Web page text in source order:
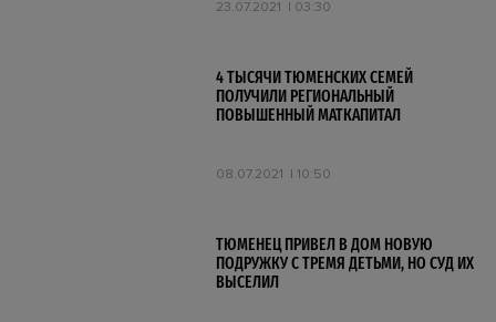
23.07.2021 03:30
4 ТЫСЯЧИ ТЮМЕНСКИХ СЕМЕЙ
ПОЛУЧИЛИ РЕГИОНАЛЬНЫЙ
ПОВЫШЕННЫЙ МАТКАПИТАЛ
08.07.2021 10:50
ТЮМЕНЕЦ ПРИВЕЛ В ДОМ НОВУЮ
ПОДРУЖКУ С ТРЕМЯ ДЕТЬМИ, НО СУД ИХ
ВЫСЕЛИЛ